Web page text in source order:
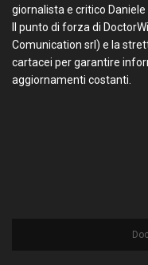
giornalista e critico
Il punto di forza di
Comunication srl) e la
cartacei per garantire
aggiornamenti costanti.